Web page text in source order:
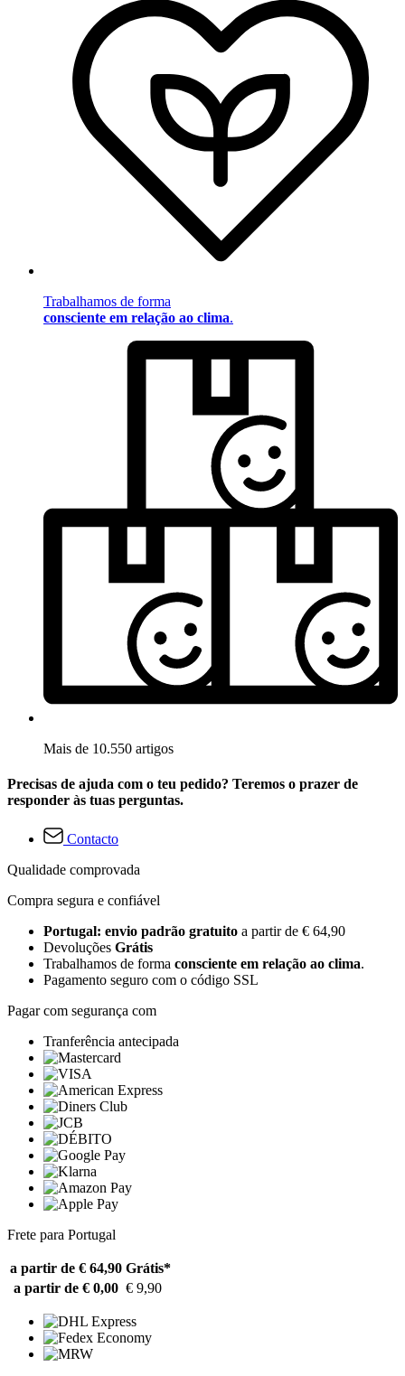
Trabalhamos de forma
consciente em relação ao clima.
Mais de 10.550 artigos
Precisas de ajuda com o teu pedido? Teremos o prazer de
responder às tuas perguntas.
Contacto
Qualidade comprovada
Compra segura e confiável
Portugal: envio padrão gratuito a partir de € 64,90
Devoluções Grátis
Trabalhamos de forma consciente em relação ao clima.
Pagamento seguro com o código SSL
Pagar com segurança com
Tranferência antecipada
Frete para Portugal
a partir de € 64,90 Grátis*
a partir de € 0,00 € 9,90